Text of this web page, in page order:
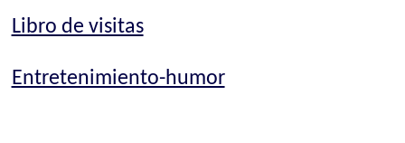
Libro de visitas
Entretenimiento-humor